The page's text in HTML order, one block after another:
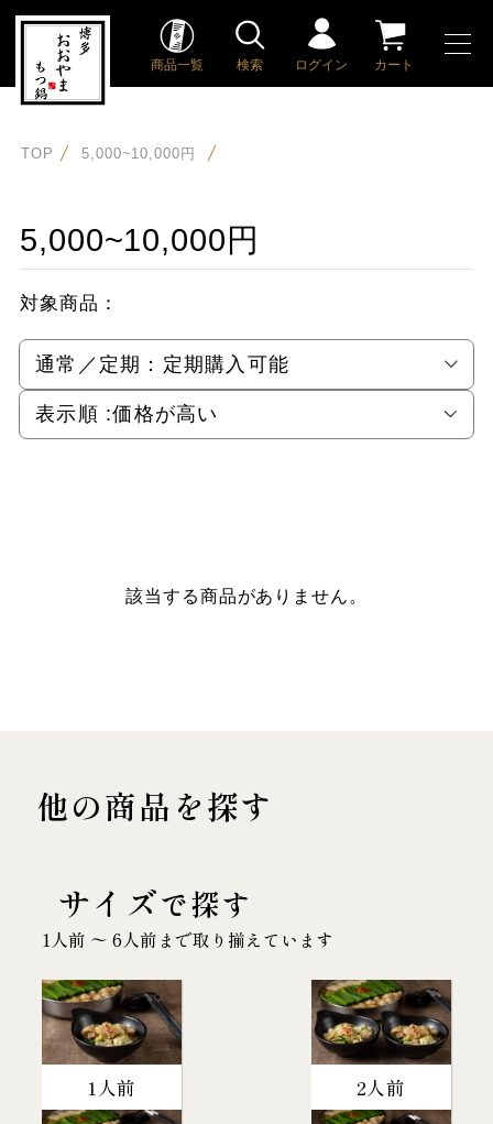
商品一覧 検索 ログイン カート
TOP 5,000~10,000円
5,000~10,000円
対象商品：
通常／定期： 定期購入可能
表示順 :価格が高い
該当する商品がありません。
他の商品を探す
サイズで探す
1人前 〜 6人前まで取り揃えています
1人前 2人前